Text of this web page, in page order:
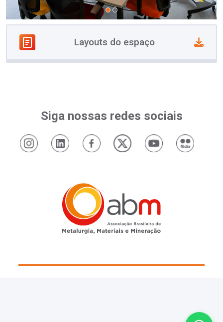
Layouts do espaço
Siga nossas redes sociais